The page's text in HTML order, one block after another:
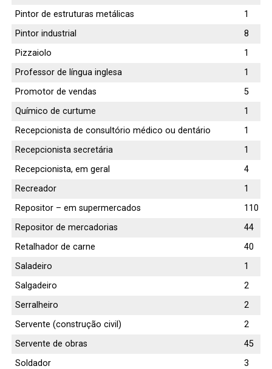
Pintor de estruturas metálicas
1
Pintor industrial
8
Pizzaiolo
1
Professor de língua inglesa
1
Promotor de vendas
5
Químico de curtume
1
Recepcionista de consultório médico ou dentário
1
Recepcionista secretária
1
Recepcionista, em geral
4
Recreador
1
Repositor – em supermercados
110
Repositor de mercadorias
44
Retalhador de carne
40
Saladeiro
1
Salgadeiro
2
Serralheiro
2
Servente (construção civil)
2
Servente de obras
45
Soldador
3